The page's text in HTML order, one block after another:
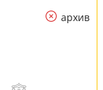
архив